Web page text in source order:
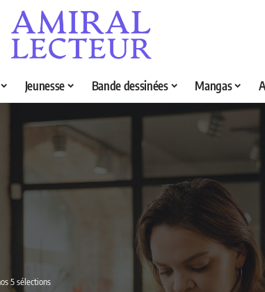
Jeunesse Bande dessinées Mangas
5 sélections